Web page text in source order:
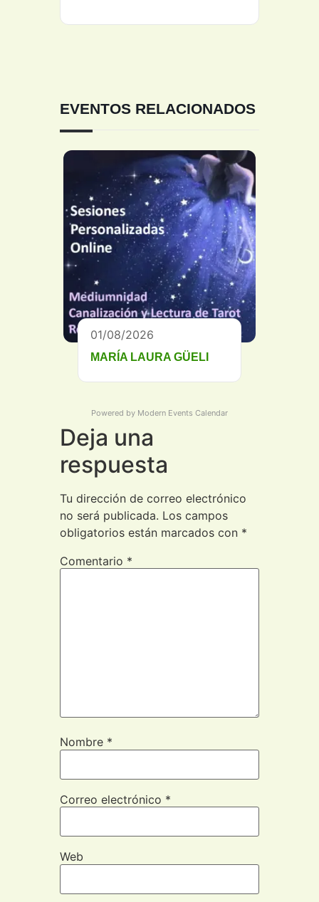
EVENTOS RELACIONADOS
01/08/2026
MARÍA LAURA GÜELI
Powered by Modern Events Calendar
Deja una
respuesta
Tu dirección de correo electrónico
no será publicada. Los campos
obligatorios están marcados con *
Comentario *
Nombre *
Correo electrónico *
Web